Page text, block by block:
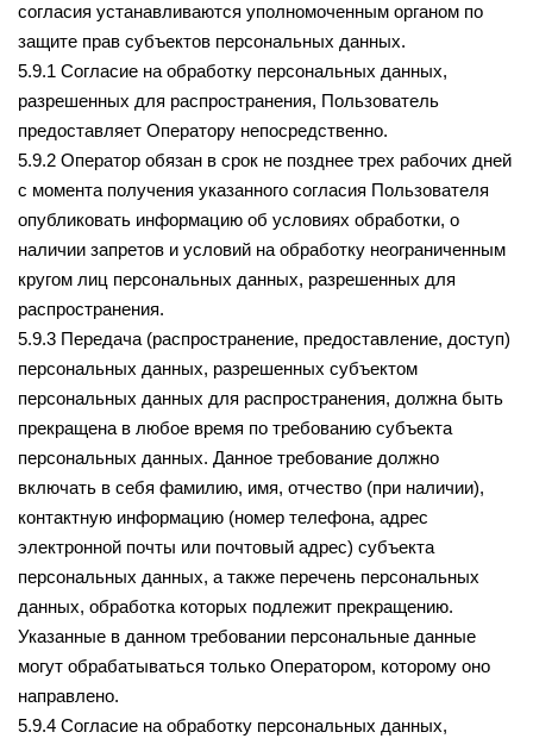
согласия устанавливаются уполномоченным органом по
защите прав субъектов персональных данных.
5.9.1 Согласие на обработку персональных данных,
разрешенных для распространения, Пользователь
предоставляет Оператору непосредственно.
5.9.2 Оператор обязан в срок не позднее трех рабочих дней
с момента получения указанного согласия Пользователя
опубликовать информацию об условиях обработки, о
наличии запретов и условий на обработку неограниченным
кругом лиц персональных данных, разрешенных для
распространения.
5.9.3 Передача (распространение, предоставление, доступ)
персональных данных, разрешенных субъектом
персональных данных для распространения, должна быть
прекращена в любое время по требованию субъекта
персональных данных. Данное требование должно
включать в себя фамилию, имя, отчество (при наличии),
контактную информацию (номер телефона, адрес
электронной почты или почтовый адрес) субъекта
персональных данных, а также перечень персональных
данных, обработка которых подлежит прекращению.
Указанные в данном требовании персональные данные
могут обрабатываться только Оператором, которому оно
направлено.
5.9.4 Согласие на обработку персональных данных,